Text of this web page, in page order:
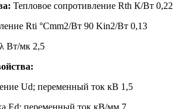
Тепловое сопротивление Rth К/Вт 0,22
Rti °Cmm2/Вт 90 Kin2/Вт 0,13
Вт/мк 2,5
Ud; переменный ток кВ 1,5